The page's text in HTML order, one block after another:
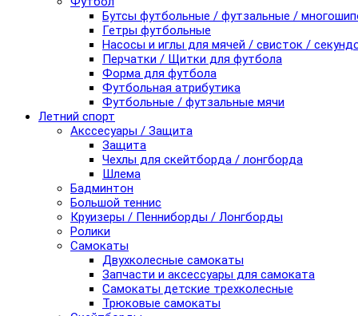
Бутсы футбольные / футзальные /
Гетры футбольные
Насосы и иглы для мячей / свисток /
Перчатки / Щитки для футбола
Форма для футбола
Футбольная атрибутика
Футбольные / футзальные мячи
Летний спорт
Акссесуары / Защита
Защита
Чехлы для скейтборда / лонгборда
Шлема
Бадминтон
Большой теннис
Круизеры / Пенниборды / Лонгборды
Ролики
Самокаты
Двухколесные самокаты
Запчасти и аксессуары для самоката
Самокаты детские трехколесные
Трюковые самокаты